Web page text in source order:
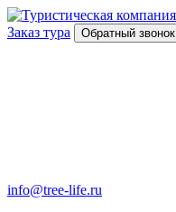
Заказ тура
Обратный звонок
info@tree-life.ru